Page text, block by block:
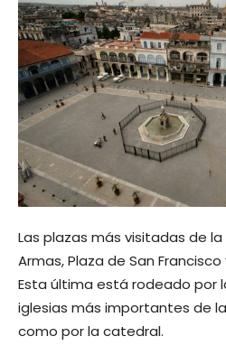
Las plazas más visitadas de
Armas, Plaza de San
Esta última está rodeado por
iglesias más importantes de
como por la catedral.